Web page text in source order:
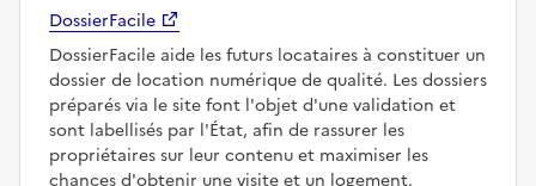
DossierFacile
DossierFacile aide les futurs locataires à constituer un
dossier de location numérique de qualité. Les dossiers
préparés via le site font l'objet d'une validation et
sont labellisés par l'État, afin de rassurer les
propriétaires sur leur contenu et maximiser les
chances d'obtenir une visite et un logement.